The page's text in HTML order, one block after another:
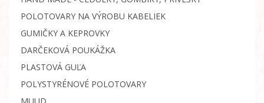
POLOTOVARY NA VÝROBU KABELIEK
GUMIČKY A KEPROVKY
DARČEKOVÁ POUKÁŽKA
PLASTOVÁ GUĽA
POLYSTYRÉNOVÉ POLOTOVARY